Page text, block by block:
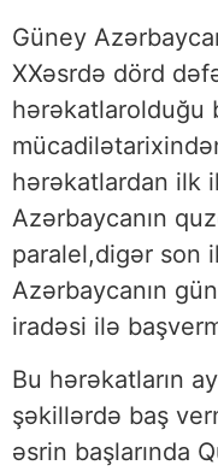
Güney
XXəsrdə dörd
hərəkatlarolduğu
hərəkatlardan ilk
Azərbaycanın
paralel,digər son
Azərbaycanın
iradəsi ilə
Bu hərəkatların
şəkillərdə baş
əsrin başlarında